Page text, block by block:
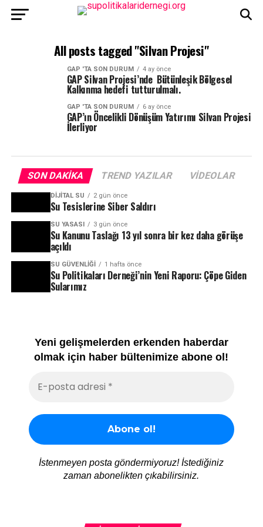
All posts tagged "Silvan Projesi"
GAP 'TA SON DURUM 4 ay önce
GAP Silvan Projesi’nde Bütünleşik Bölgesel
Kalkınma hedefi tutturulmalı.
GAP 'TA SON DURUM 6 ay önce
GAP’ın Öncelikli Dönüşüm Yatırımı Silvan Projesi
İlerliyor
SON DAKIKA TREND YAZILAR VIDEOLAR
DIJITAL SU 2 gün önce
Su Tesislerine Siber Saldırı
SU YASASI 3 gün önce
Su Kanunu Taslağı 13 yıl sonra bir kez daha görüşe
açıldı
SU GÜVENLIĞI 1 hafta önce
Su Politikaları Derneği’nin Yeni Raporu: Çöpe Giden
Sularımız
Yeni gelişmelerden erkenden haberdar
olmak için haber bültenimize abone ol!
İstenmeyen posta göndermiyoruz! İstediğiniz
zaman abonelikten çıkabilirsiniz.